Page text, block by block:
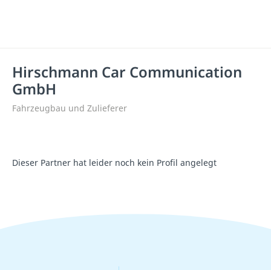
Hirschmann Car Communication
GmbH
Fahrzeugbau und Zulieferer
Dieser Partner hat leider noch kein Profil angelegt